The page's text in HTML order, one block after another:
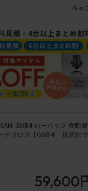
キャ
見積・4台以上まとめ割
GNB4 ローバック 樹脂
ドクロス［GNB4］ 抵抗付
59,600